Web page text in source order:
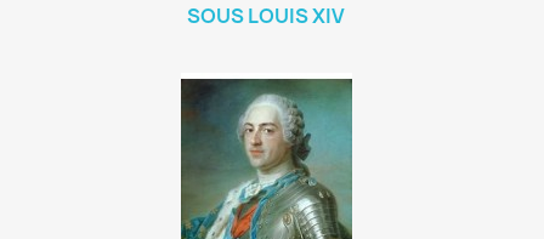
SOUS LOUIS XIV